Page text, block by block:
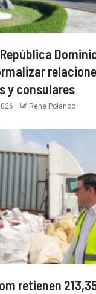
y consulares
Rene Polanco
retienen